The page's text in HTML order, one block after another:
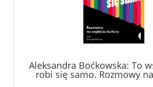
Aleksandra Boćkowska: To
robi się samo. Rozmowy